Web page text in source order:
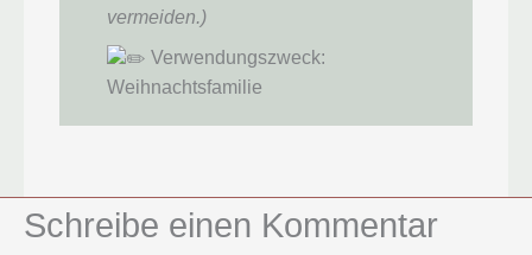
vermeiden.)
Verwendungszweck:
Weihnachtsfamilie
Schreibe einen Kommentar